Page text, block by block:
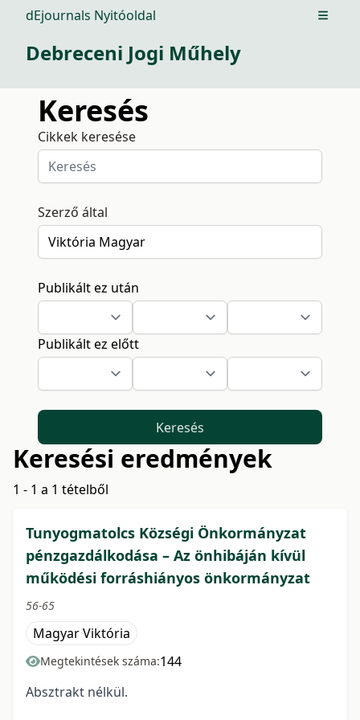
dEjournals Nyitóoldal Open
Debreceni Jogi Műhely
Keresés
Cikkek keresése
Szerző által
Publikált ez után
Publikált ez előtt
Keresés
Keresési eredmények
1 - 1 a 1 tételből
Tunyogmatolcs Községi Önkormányzat
pénzgazdálkodása – Az önhibáján kívül
működési forráshiányos önkormányzat
56-65
Magyar Viktória
Megtekintések száma:144
Absztrakt nélkül.